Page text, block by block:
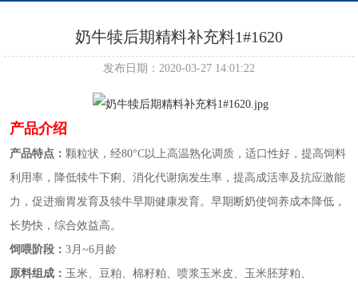
奶牛犊后期精料补充料1#1620
发布日期：2020-03-27 14:01:22
产品介绍
产品特点： 颗粒状，经80°C以上高温熟化调质，适口性好，提高饲料
利用率，降低犊牛下痢、消化代谢病发生率，提高成活率及抗应激能
力，促进瘤胃发育及犊牛早期健康发育。早期断奶使饲养成本降低，
长势快，综合效益高。
饲喂阶段： 3月~6月龄
原料组成： 玉米、豆粕、棉籽粕、喷浆玉米皮、玉米胚芽粕、